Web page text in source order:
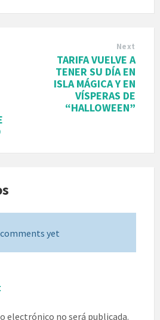
Next
TARIFA VUELVE A
TENER SU DÍA EN
ISLA MÁGICA Y EN
VÍSPERAS DE
“HALLOWEEN”
yet
electrónico no será publicada.